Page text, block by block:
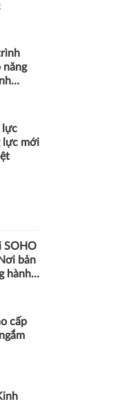
năng
lực
lực mới
SOHO
bản
hành
cấp